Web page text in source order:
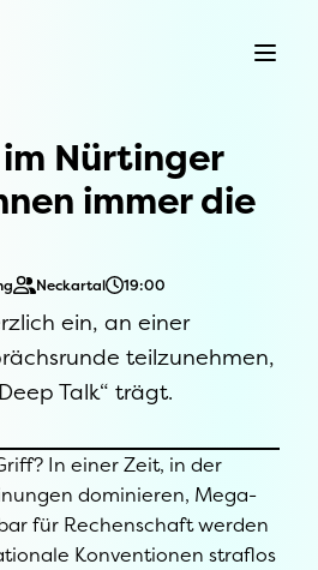
Nürtinger
immer die
Neckartal 19:00
ein, an einer
teilzunehmen,
Talk“ trägt.
In einer Zeit, in der
dominieren, Mega-
für Rechenschaft werden
Konventionen straflos